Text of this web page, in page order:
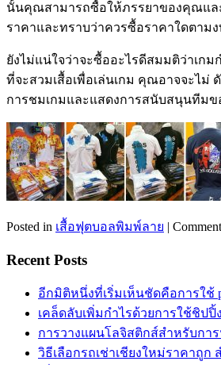
นั้นคุณสามารถซื้อให้ภรรยาของคุณแล
ราคาและทราบว่าควรซื้อราคาใดตา
ยังไม่แน่ใจว่าจะซื้ออะไรดีสมมติว่าเ
ที่จะสวมเสื้อเพื่อเล่นเกม คุณอาจจะไม่
การชมเกมและแสดงการสนับสนุนทีม
Posted in เสื้อฟุตบอลพิมพ์ลาย |
Recent Posts
อีกมิติหนึ่งที่เริ่มเห็นชัดคือการใช้
เคล็ดลับเพิ่มกำไรด้วยการใช้ชิป
การวางแผนโลจิสติกส์สำหรับกา
วิธีเลือกรถเช่าเชียงใหม่ราคาถูก